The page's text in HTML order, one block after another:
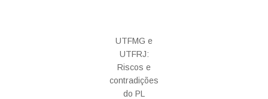
UTFMG e
UTFRJ:
Riscos e
contradições
do PL